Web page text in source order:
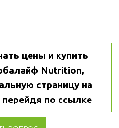
цены и купить
Nutrition,
по ссылке